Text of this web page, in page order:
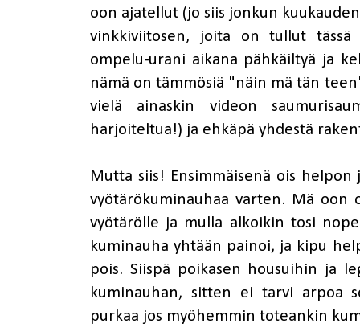
oon ajatellut (jo siis jonkun
vinkkiviitosen, joita on tullut tässä
ompelu-urani aikana pähkäiltyä ja
nämä on tämmösiä "näin mä tän
vielä ainaskin videon
harjoiteltua!) ja ehkäpä yhdestä
Mutta siis! Ensimmäisenä ois
vyötärökuminauhaa varten. Mä
vyötärölle ja mulla alkoikin tosi
kuminauha yhtään painoi, ja kipu
pois. Siispä poikasen housuihin ja
kuminauhan, sitten ei tarvi arpoa
purkaa jos myöhemmin toteankin